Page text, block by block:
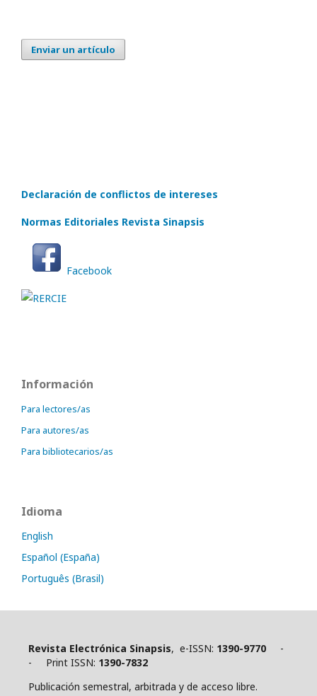
Enviar un artículo
Declaración de conflictos de intereses
Normas Editoriales Revista Sinapsis
Facebook
Información
Para lectores/as
Para autores/as
Para bibliotecarios/as
Idioma
English
Español (España)
Português (Brasil)
Revista Electrónica Sinapsis, e-ISSN: 1390-9770 -
- Print ISSN: 1390-7832
Publicación semestral, arbitrada y de acceso libre.